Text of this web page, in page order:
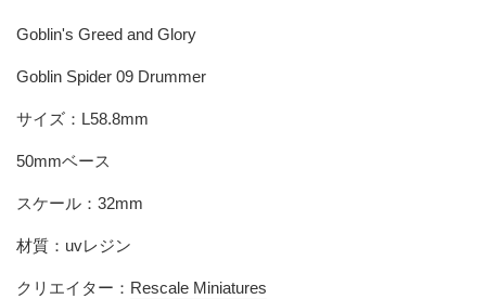
Goblin's Greed and Glory
Goblin Spider 09 Drummer
サイズ：L58.8mm
50mmベース
スケール：32mm
材質：uvレジン
クリエイター： Rescale Miniatures